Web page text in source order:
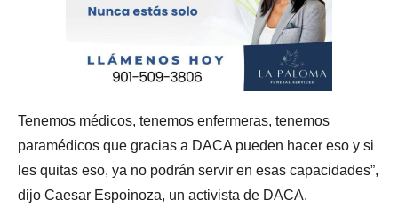
Tenemos médicos, tenemos enfermeras, tenemos
paramédicos que gracias a DACA pueden hacer eso y si
les quitas eso, ya no podrán servir en esas capacidades”,
dijo Caesar Espoinoza, un activista de DACA.